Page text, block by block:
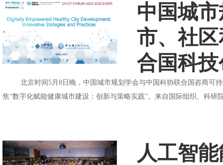
中国城
市、社
合国科
北京时间5月8日晚，中国城市规划学会与中国科协联合国咨商可持
焦“数字化赋能健康城市建设：创新与策略实践”。来自国际组织、
人工智